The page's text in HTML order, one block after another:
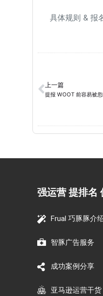
具体规则 & 报
上一篇
提报 WOOT 前容易被
强运营 提排名
Frual 巧豚豚介
智豚广告服务
成功案例分享
亚马逊运营干货